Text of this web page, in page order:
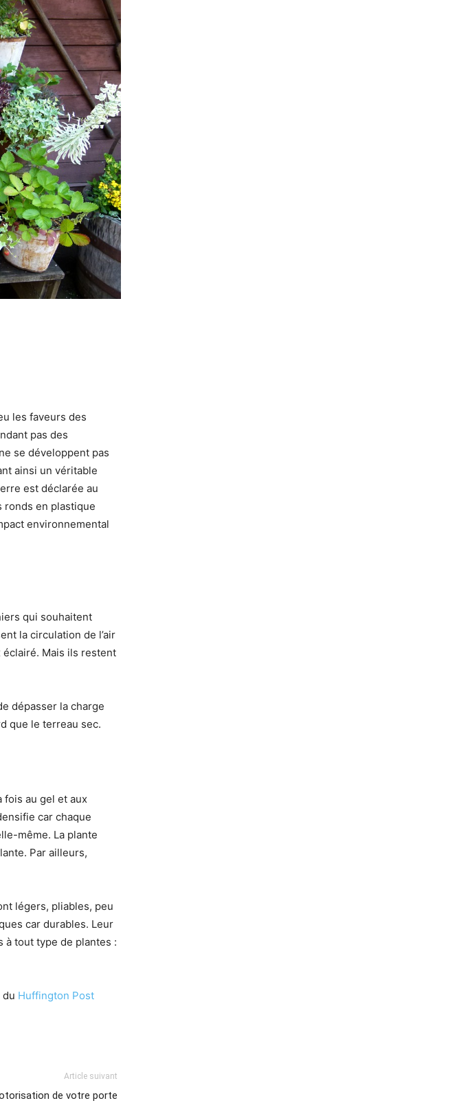
les faveurs des
pas des
se développent pas
ainsi un véritable
est déclarée au
ronds en plastique
environnemental
qui souhaitent
la circulation de l’air
éclairé. Mais ils restent
dépasser la charge
que le terreau sec.
fois au gel et aux
car chaque
même. La plante
Par ailleurs,
légers, pliables, peu
car durables. Leur
à tout type de plantes :
Huffington Post
Article suivant
de votre porte